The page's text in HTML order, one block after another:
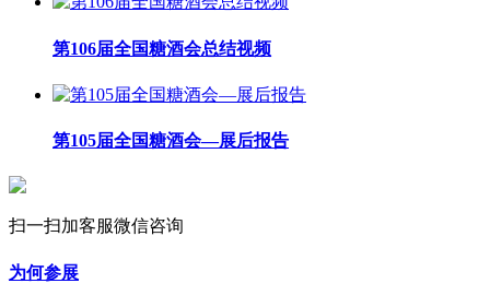
第106届全国糖酒会总结视频
第105届全国糖酒会—展后报告
扫一扫加客服微信咨询
为何参展